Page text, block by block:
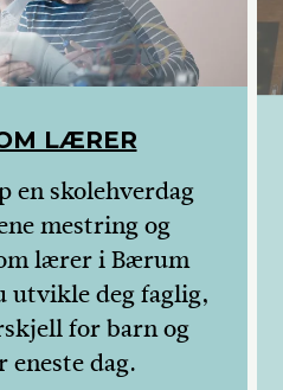
LÆRER
en skolehverdag
mestring og
lærer i Bærum
utvikle deg faglig,
for barn og
eneste dag.